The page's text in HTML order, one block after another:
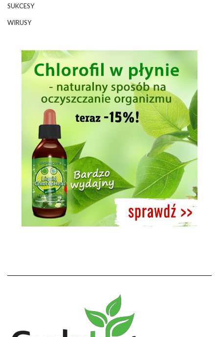
SUKCESY
WIRUSY